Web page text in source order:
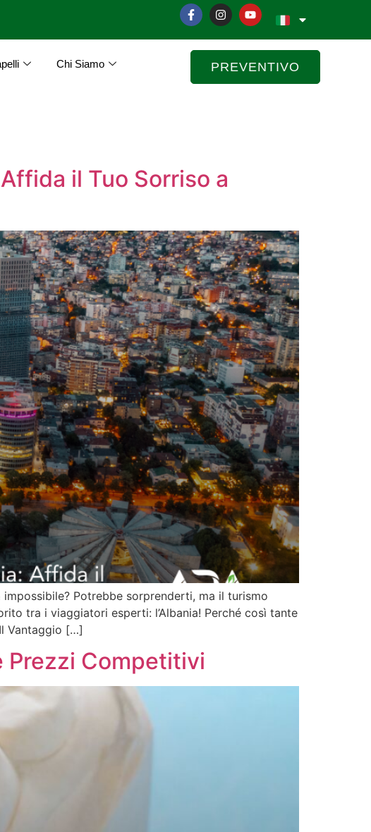
Chi Siamo PREVENTIVO
il Tuo Sorriso a
Potrebbe sorprenderti, ma il turismo
tra i viaggiatori esperti: l’Albania! Perché così tante
Vantaggio […]
Prezzi Competitivi